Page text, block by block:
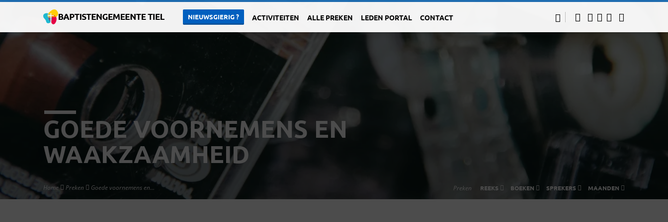
NIEUWSGIERIG ? ACTIVITEITEN ALLE PREKEN LEDEN PORTAL CONTACT
GOEDE VOORNEMENS EN
WAAKZAAMHEID
Home Preken Goede voornemens en… Preken REEKS BOEKEN SPREKERS MAANDEN